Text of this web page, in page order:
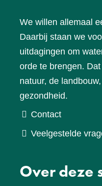
We willen allemaal
Daarbij staan we
uitdagingen om
orde te brengen.
natuur, de
gezondheid.
Contact
Veelgestelde
Over deze